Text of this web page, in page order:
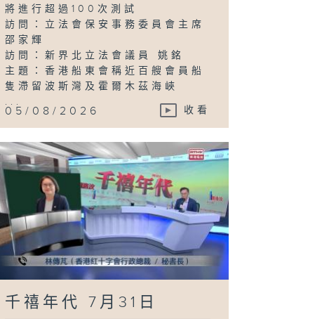
將進行超過100次測試
訪問：立法會保安事務委員會主席
邵家輝
訪問：新界北立法會議員 姚銘
主題：香港船東會稱近百艘會員船
隻滯留波斯灣及霍爾木茲海峽
...
05/08/2026 收看
千禧年代 7月31日